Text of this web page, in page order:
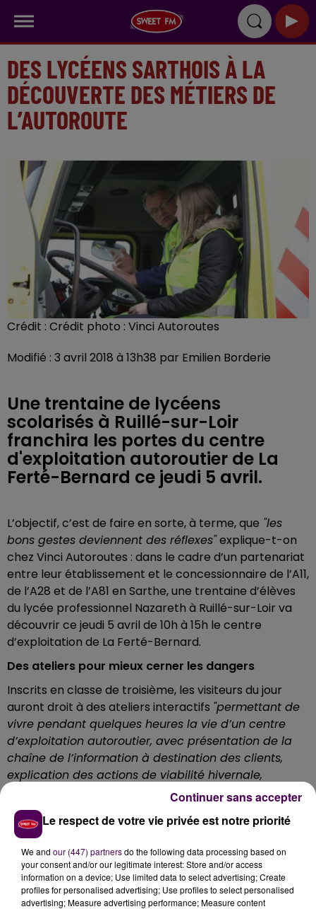
DES LYCÉENS SARTHOIS À LA
DÉCOUVERTE DES MÉTIERS DE
L’AUTOROUTE
Crédit : Crédit photo : Vinci Autoroutes
Modifié : 3 avril 2018 à 13h38 par Emilien Borderie
Une trentaine de lycéens
scolarisés à Ruillé-sur-Loir
franchira les portes du centre
d'exploitation autoroutier de La
Ferté-Bernard ce jeudi 5 avril.
L’objectif, c’est de faire en sorte, à terme, que "les
bons gestes deviennent des réflexes"explique-t-on
chez Vinci Autoroutes : dans le cadre d’un partenariat
entre leur établissement et le concessionnaire de l’A11,
de l’A28 et de l’A81 en Sarthe, une trentaine d’élèves
du lycée professionnel Nazareth à Ruillé-sur-Loir va
découvrir ce jeudi 5 avril de 10h à 15h le centre
d’exploitation de La Ferté-Bernard.
Des ateliers pour mieux cerner les dangers
Inscrits en classe de troisième, les visiteurs du jour
auront droit à des ateliers interactifs "permettant de
vivre pendant quelques heures la vie d’un centre
d’exploitation autoroutier, avec présentation de la
chaîne de l’information à destination des clients,
explication des actions de viabilité hivernale,
découverte du métier d’agent routier ou encore de
l’entretien du réseau"
communication de Vinci.
Présence des gendarmes du peloton autoroutier
Partenaire de l’opération, le peloton autoroutier de la
gendarmerie nationale sera également présent pour
Le respect de votre vie privée est notre priorité
We and our (447) partnersdo the following data processing based on
your consent and/or our legitimate interest: Store and/or access
information on a device; Use limited data to select advertising; Create
profiles for personalised advertising; Use profiles to select personalised
advertising; Measure advertising performance; Measure content
Continuer sans accepter